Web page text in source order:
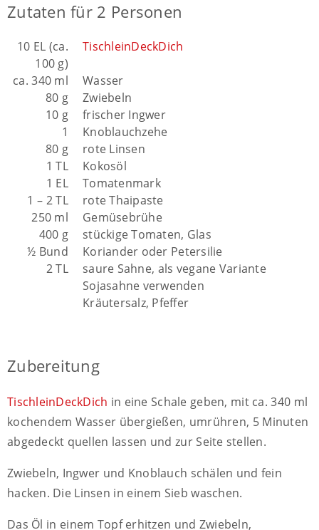
Zutaten für 2 Personen
10 EL (ca.
100 g)
TischleinDeckDich
ca. 340 ml
Wasser
80 g
Zwiebeln
10 g
frischer Ingwer
1
Knoblauchzehe
80 g
rote Linsen
1 TL
Kokosöl
1 EL
Tomatenmark
1 – 2 TL
rote Thaipaste
250 ml
Gemüsebrühe
400 g
stückige Tomaten, Glas
½ Bund
Koriander oder Petersilie
2 TL
saure Sahne, als vegane Variante
Sojasahne verwenden
Kräutersalz, Pfeffer
Zubereitung
TischleinDeckDich in eine Schale geben, mit ca. 340 ml
kochendem Wasser übergießen, umrühren, 5 Minuten
abgedeckt quellen lassen und zur Seite stellen.
Zwiebeln, Ingwer und Knoblauch schälen und fein
hacken. Die Linsen in einem Sieb waschen.
Das Öl in einem Topf erhitzen und Zwiebeln,